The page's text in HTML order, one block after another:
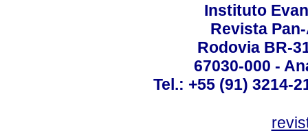
Instituto
Revista
Rodovia BR-
67030-000 -
Tel.: +55 (91) 3214-